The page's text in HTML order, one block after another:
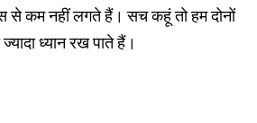
से कम नहीं लगते हैं। सच कहूं तो हम दोनों
ध्‍यान रख पाते हैं।